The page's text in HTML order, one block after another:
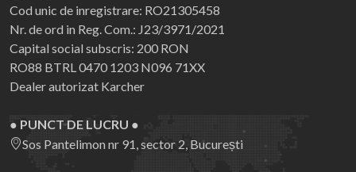
Cod unic de inregistrare: RO21305458
Nr. de ord in Reg. Com.: J23/3971/2021
Capital social subscris: 200 RON
RO88 BTRL 0470 1203 N096 71XX
Dealer autorizat Karcher
● PUNCT DE LUCRU ●
Sos Pantelimon nr 91, sector 2, București